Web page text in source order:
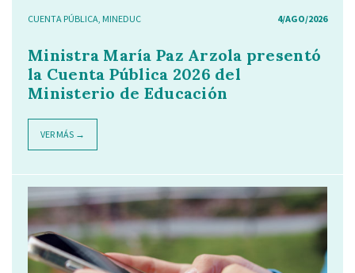
CUENTA PÚBLICA, MINEDUC 4/AGO/2026
Ministra María Paz Arzola presentó
la Cuenta Pública 2026 del
Ministerio de Educación
VER MÁS →